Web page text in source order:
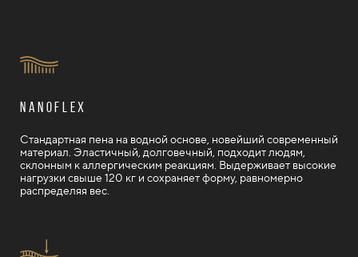
Nanoflex
Стандартная пена на водной основе, новейший современный
материал. Эластичный, долговечный, подходит людям,
склонным к аллергическим реакциям. Выдерживает высокие
нагрузки свыше 120 кг и сохраняет форму, равномерно
распределяя вес.